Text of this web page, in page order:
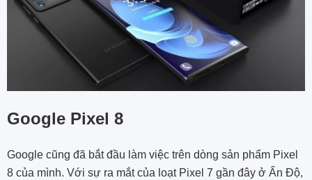
Google Pixel 8
Google cũng đã bắt đầu làm việc trên dòng sản phẩm Pixel
8 của mình. Với sự ra mắt của loạt Pixel 7 gần đây ở Ấn Độ,